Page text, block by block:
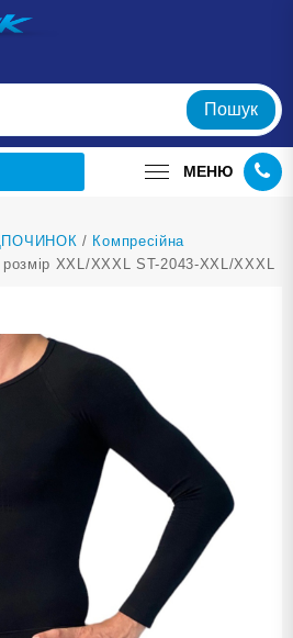
Пошук
МЕНЮ
/ Компресійна
XXL/XXXL ST-2043-XXL/XXXL